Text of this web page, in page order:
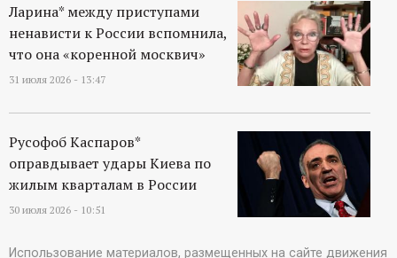
Ларина* между приступами
ненависти к России вспомнила,
что она «коренной москвич»
31 июля 2026 - 13:47
Русофоб Каспаров*
оправдывает удары Киева по
жилым кварталам в России
30 июля 2026 - 10:51
Использование материалов, размещенных на сайте движения